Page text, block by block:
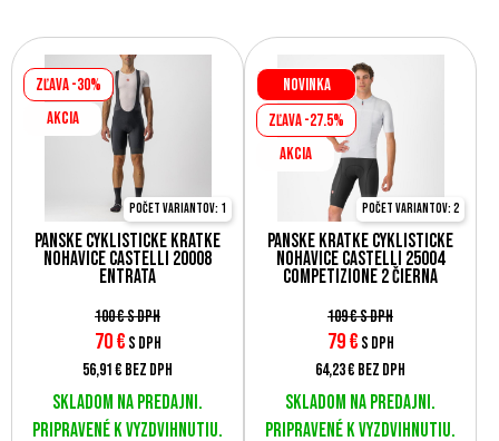
Pánske cyklistické krátke
nohavice Castelli 20008
ENTRATA
Zľava -30%
AKCIA
Počet variantov: 1
100 €s DPH
70€ s DPH
56,91 € bez DPH
Skladom na predajni.
Pripravené k vyzdvihnutiu.
Pánske krátke cyklistické
nohavice Castelli 25004
COMPETIZIONE 2 čierna
Novinka
Zľava -27.5%
AKCIA
Počet variantov: 2
109 €s DPH
79€ s DPH
64,23 € bez DPH
Skladom na predajni.
Pripravené k vyzdvihnutiu.